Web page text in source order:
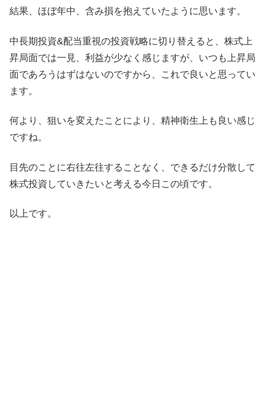
結果、ほぼ年中、含み損を抱えていたように思います。
中長期投資&配当重視の投資戦略に切り替えると、株式上
昇局面では一見、利益が少なく感じますが、いつも上昇局
面であろうはずはないのですから、これで良いと思ってい
ます。
何より、狙いを変えたことにより、精神衛生上も良い感じ
ですね。
目先のことに右往左往することなく、できるだけ分散して
株式投資していきたいと考える今日この頃です。
以上です。